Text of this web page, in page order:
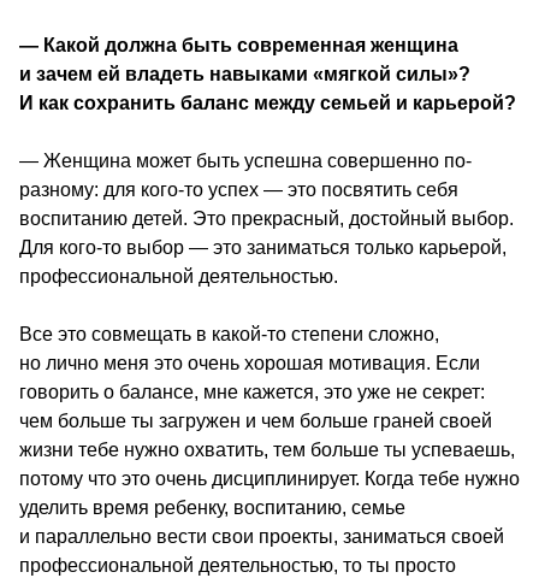
— Какой должна быть современная женщина
и зачем ей владеть навыками «мягкой силы»?
― Женщина может быть успешна совершенно по-
разному: для кого-то успех ― это посвятить себя
воспитанию детей. Это прекрасный, достойный выбор.
Для кого-то выбор ― это заниматься только карьерой,
профессиональной деятельностью.
Все это совмещать в какой-то степени сложно,
но лично меня это очень хорошая мотивация. Если
говорить о балансе, мне кажется, это уже не секрет:
чем больше ты загружен и чем больше граней своей
жизни тебе нужно охватить, тем больше ты успеваешь,
потому что это очень дисциплинирует. Когда тебе нужно
уделить время ребенку, воспитанию, семье
и параллельно вести свои проекты, заниматься своей
профессиональной деятельностью, то ты просто